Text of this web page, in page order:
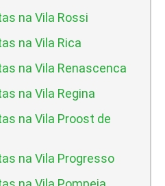
na Vila Rossi
na Vila Rica
na Vila Renascenca
na Vila Regina
na Vila Proost de
na Vila Progresso